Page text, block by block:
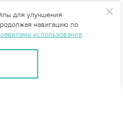
для улучшения
навигацию по
использования